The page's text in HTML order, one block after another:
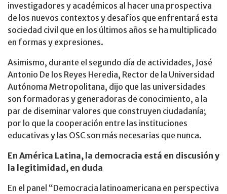
investigadores y académicos al hacer una prospectiva
de los nuevos contextos y desafíos que enfrentará esta
sociedad civil que en los últimos años se ha multiplicado
en formas y expresiones.
Asimismo, durante el segundo día de actividades, José
Antonio De los Reyes Heredia, Rector de la Universidad
Autónoma Metropolitana, dijo que las universidades
son formadoras y generadoras de conocimiento, a la
par de diseminar valores que construyen ciudadanía;
por lo que la cooperación entre las instituciones
educativas y las OSC son más necesarias que nunca.
En América Latina, la democracia está en discusión y
la legitimidad, en duda
En el panel “Democracia latinoamericana en perspectiva